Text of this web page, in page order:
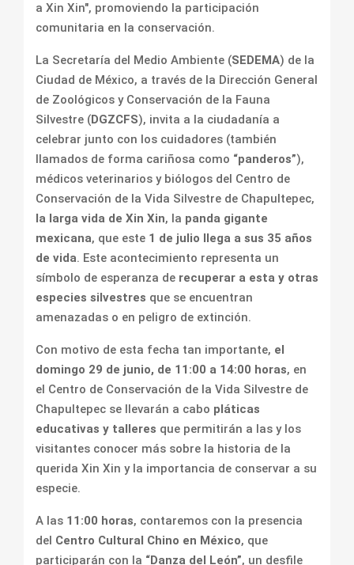
a Xin Xin", promoviendo la participación
comunitaria en la conservación.
La Secretaría del Medio Ambiente (SEDEMA) de la
Ciudad de México, a través de la Dirección General
de Zoológicos y Conservación de la Fauna
Silvestre (DGZCFS), invita a la ciudadanía a
celebrar junto con los cuidadores (también
llamados de forma cariñosa como “panderos”),
médicos veterinarios y biólogos del Centro de
Conservación de la Vida Silvestre de Chapultepec,
la larga vida de Xin Xin, la panda gigante
mexicana, que este 1 de julio llega a sus 35 años
de vida. Este acontecimiento representa un
símbolo de esperanza de recuperar a esta y otras
especies silvestres que se encuentran
amenazadas o en peligro de extinción.
Con motivo de esta fecha tan importante, el
domingo 29 de junio, de 11:00 a 14:00 horas, en
el Centro de Conservación de la Vida Silvestre de
Chapultepec se llevarán a cabo pláticas
educativas y talleres que permitirán a las y los
visitantes conocer más sobre la historia de la
querida Xin Xin y la importancia de conservar a su
especie.
A las 11:00 horas, contaremos con la presencia
del Centro Cultural Chino en México, que
participarán con la “Danza del León”, un desfile